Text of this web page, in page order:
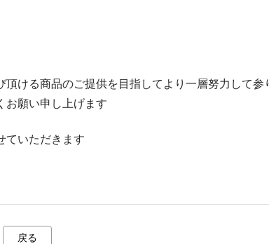
ける商品のご提供を目指してより一層努力して参
お願い申し上げます
ていただきます
戻る